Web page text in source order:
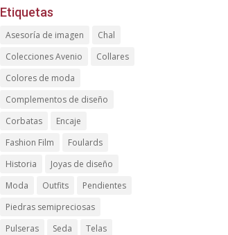
Etiquetas
Asesoría de imagen
Chal
Colecciones Avenio
Collares
Colores de moda
Complementos de diseño
Corbatas
Encaje
Fashion Film
Foulards
Historia
Joyas de diseño
Moda
Outfits
Pendientes
Piedras semipreciosas
Pulseras
Seda
Telas